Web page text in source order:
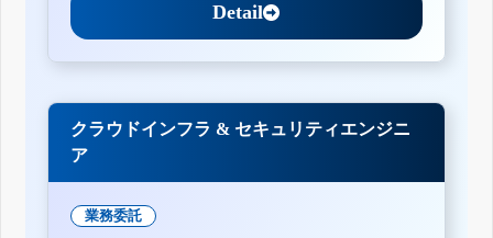
Detail
クラウドインフラ & セキュリティエンジニ
ア
業務委託